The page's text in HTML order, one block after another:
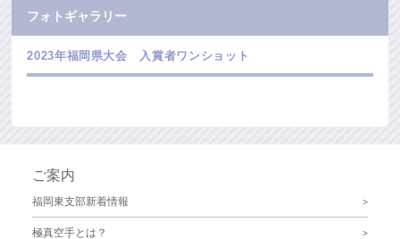
フォトギャラリー
2023年福岡県大会 入賞者ワンショット
ご案内
福岡東支部新着情報
極真空手とは？